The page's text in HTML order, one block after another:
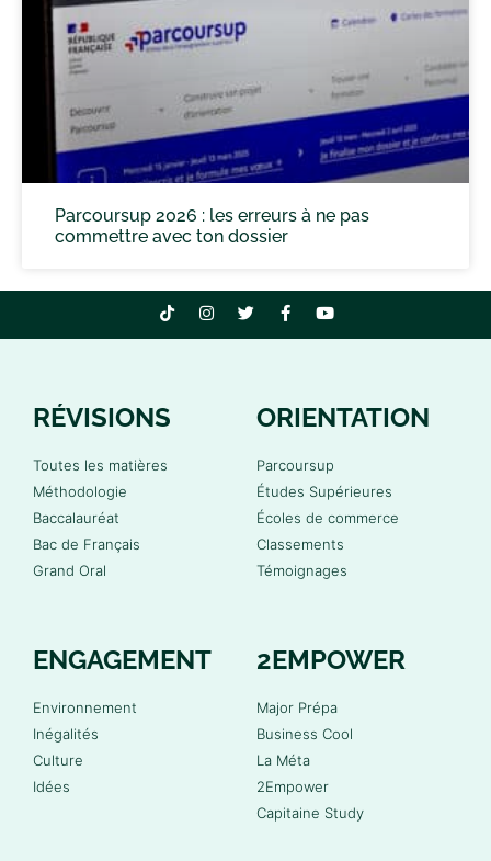
Parcoursup 2026 : les erreurs à ne pas
commettre avec ton dossier
RÉVISIONS
Toutes les matières
Méthodologie
Baccalauréat
Bac de Français
Grand Oral
ORIENTATION
Parcoursup
Études Supérieures
Écoles de commerce
Classements
Témoignages
ENGAGEMENT
Environnement
Inégalités
Culture
Idées
2EMPOWER
Major Prépa
Business Cool
La Méta
2Empower
Capitaine Study